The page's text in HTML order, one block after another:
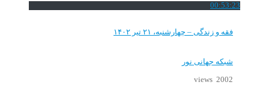
00:53:23
فقه و زندگی – چهارشنبه، ۲۱ تیر ۱۴۰۲
شبکه جهانی نور
2002 views